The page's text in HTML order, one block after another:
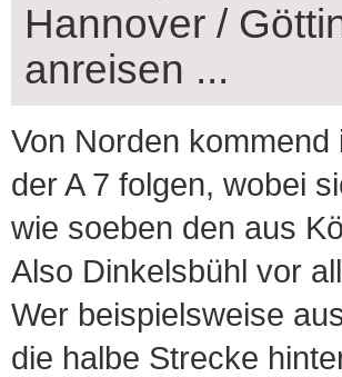
Hannover /
anreisen ...
Von Norden
der A 7 folgen, wobei
wie soeben den aus
Also Dinkelsbühl vor
Wer beispielsweise
die halbe Strecke